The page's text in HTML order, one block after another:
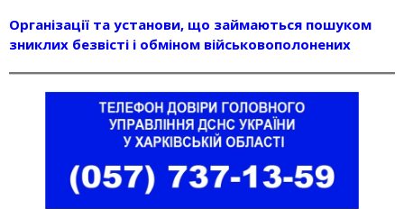
Організації та установи, що займаються пошуком
зниклих безвісті і обміном військовополонених